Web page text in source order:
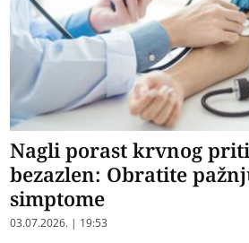
Nagli porast krvnog
bezazlen: Obratite
simptome
03.07.2026. | 19:53